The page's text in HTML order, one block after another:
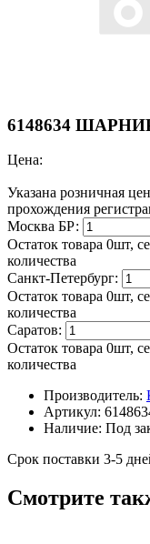
6148634
Цена:
Указана розничная
прохождения
Москва БР:
Остаток товара 0шт,
количества
Санкт-Петербург:
Остаток товара 0шт,
количества
Саратов:
Остаток товара 0шт,
количества
Производитель:
Артикул:
Наличие: Под
Срок поставки 3-5
Смотрите